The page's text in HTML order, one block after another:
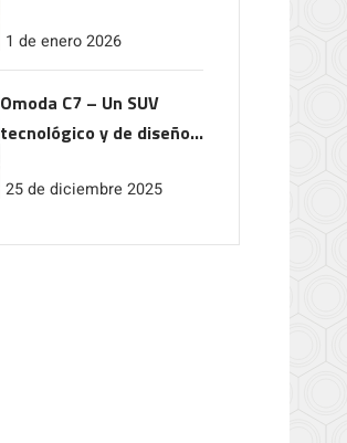
1 de enero 2026
Omoda C7 – Un SUV
tecnológico y de diseño
25 de diciembre 2025